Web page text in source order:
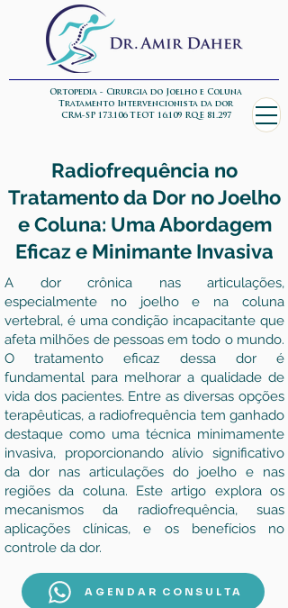
Ortopedia - Cirurgia do Joelho e Coluna
Tratamento Intervencionista da dor
CRM-SP 173.106 TEOT 16.109 RQE 81.297
Radiofrequência no
Tratamento da Dor no Joelho
e Coluna: Uma Abordagem
Eficaz e Minimante Invasiva
A dor crônica nas articulações,
especialmente no joelho e na coluna
vertebral, é uma condição incapacitante que
afeta milhões de pessoas em todo o mundo.
O tratamento eficaz dessa dor é
fundamental para melhorar a qualidade de
vida dos pacientes. Entre as diversas opções
terapêuticas, a radiofrequência tem ganhado
destaque como uma técnica minimamente
invasiva, proporcionando alívio significativo
da dor nas articulações do joelho e nas
regiões da coluna. Este artigo explora os
mecanismos da radiofrequência, suas
aplicações clínicas, e os benefícios no
controle da dor.
AGENDAR CONSULTA